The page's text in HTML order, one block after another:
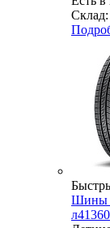
Шины
л41360